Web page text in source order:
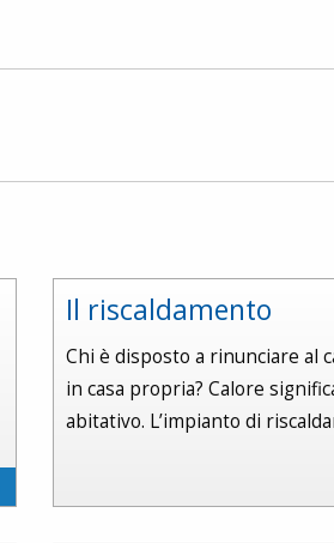
Il riscaldamento
Chi è disposto a rinunciare al
in casa propria? Calore
abitativo. L’impianto di